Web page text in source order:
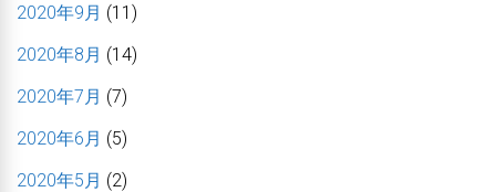
2020年9月 (11)
2020年8月 (14)
2020年7月 (7)
2020年6月 (5)
2020年5月 (2)